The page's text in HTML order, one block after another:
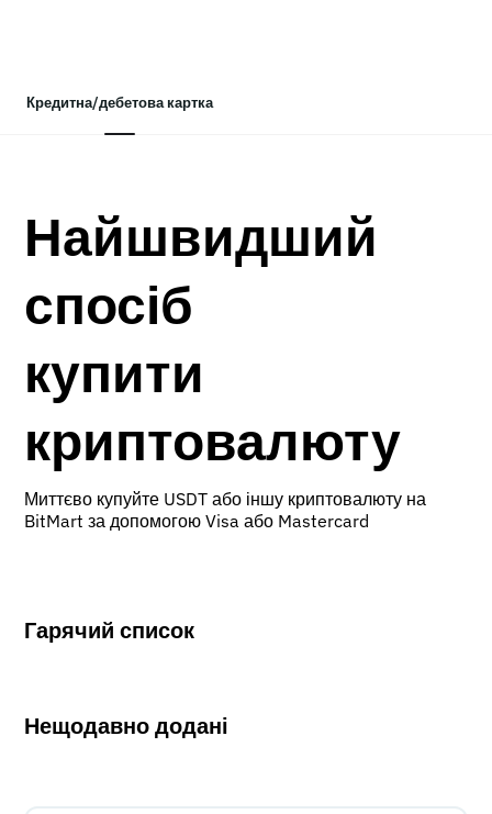
Кредитна/дебетова картка
Найшвидший
спосіб
купити
криптовалюту
Миттєво купуйте USDT або іншу криптовалюту на
BitMart за допомогою Visa або Mastercard
Гарячий список
Нещодавно додані